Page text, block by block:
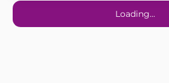
Loading...